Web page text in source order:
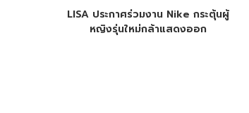
LISA ประกาศร่วมงาน Nike กระตุ้นผู้
หญิงรุ่นใหม่กล้าแสดงออก